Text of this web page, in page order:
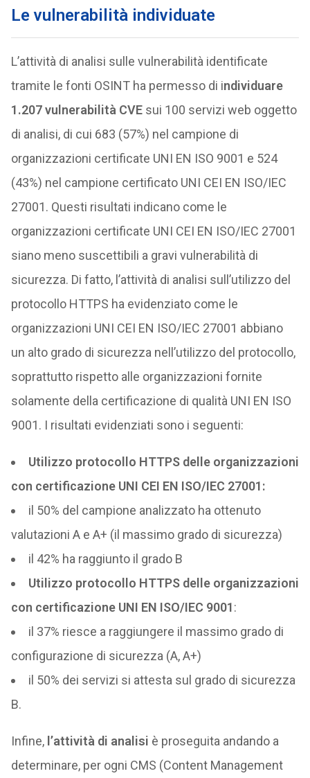
Le vulnerabilità individuate
L’attività di analisi sulle vulnerabilità identificate
tramite le fonti OSINT ha permesso di individuare
1.207 vulnerabilità CVEsui 100 servizi web oggetto
di analisi, di cui 683 (57%) nel campione di
organizzazioni certificate UNI EN ISO 9001 e 524
(43%) nel campione certificato UNI CEI EN ISO/IEC
27001. Questi risultati indicano come le
organizzazioni certificate UNI CEI EN ISO/IEC 27001
siano meno suscettibili a gravi vulnerabilità di
sicurezza. Di fatto, l’attività di analisi sull’utilizzo del
protocollo HTTPS ha evidenziato come le
organizzazioni UNI CEI EN ISO/IEC 27001 abbiano
un alto grado di sicurezza nell’utilizzo del protocollo,
soprattutto rispetto alle organizzazioni fornite
solamente della certificazione di qualità UNI EN ISO
9001. I risultati evidenziati sono i seguenti:
Utilizzo protocollo HTTPS delle organizzazioni
con certificazione UNI CEI EN ISO/IEC 27001:
il 50% del campione analizzato ha ottenuto
valutazioni A e A+ (il massimo grado di sicurezza)
il 42% ha raggiunto il grado B
Utilizzo protocollo HTTPS delle organizzazioni
con certificazione UNI EN ISO/IEC 9001:
il 37% riesce a raggiungere il massimo grado di
configurazione di sicurezza (A, A+)
il 50% dei servizi si attesta sul grado di sicurezza
B.
Infine, l’attività di analisi è proseguita andando a
determinare, per ogni CMS (Content Management